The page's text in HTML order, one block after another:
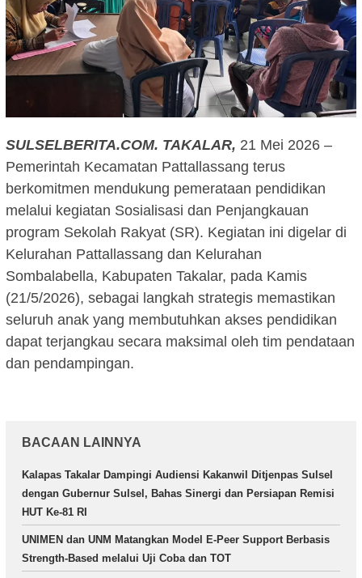
SULSELBERITA.COM. TAKALAR, 21 Mei 2026 –
Pemerintah Kecamatan Pattallassang terus
berkomitmen mendukung pemerataan pendidikan
melalui kegiatan Sosialisasi dan Penjangkauan
program Sekolah Rakyat (SR). Kegiatan ini digelar di
Kelurahan Pattallassang dan Kelurahan
Sombalabella, Kabupaten Takalar, pada Kamis
(21/5/2026), sebagai langkah strategis memastikan
seluruh anak yang membutuhkan akses pendidikan
dapat terjangkau secara maksimal oleh tim pendataan
dan pendampingan.
BACAAN LAINNYA
Kalapas Takalar Dampingi Audiensi Kakanwil Ditjenpas Sulsel
dengan Gubernur Sulsel, Bahas Sinergi dan Persiapan Remisi
HUT Ke-81 RI
UNIMEN dan UNM Matangkan Model E-Peer Support Berbasis
Strength-Based melalui Uji Coba dan TOT